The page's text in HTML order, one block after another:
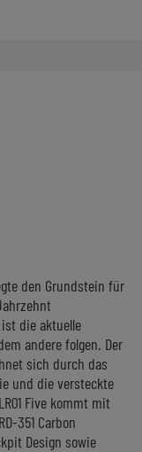
den Grundstein für
die aktuelle
andere folgen. Der
sich durch das
und die versteckte
Five kommt mit
351 Carbon
Design sowie